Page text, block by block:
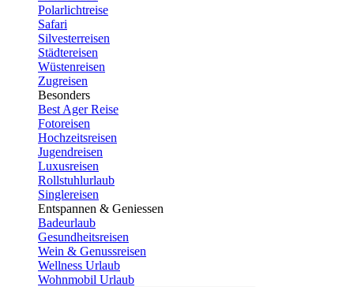
Polarlichtreise
Safari
Silvesterreisen
Städtereisen
Wüstenreisen
Zugreisen
Besonders
Best Ager Reise
Fotoreisen
Hochzeitsreisen
Jugendreisen
Luxusreisen
Rollstuhlurlaub
Singlereisen
Entspannen & Geniessen
Badeurlaub
Gesundheitsreisen
Wein & Genussreisen
Wellness Urlaub
Wohnmobil Urlaub